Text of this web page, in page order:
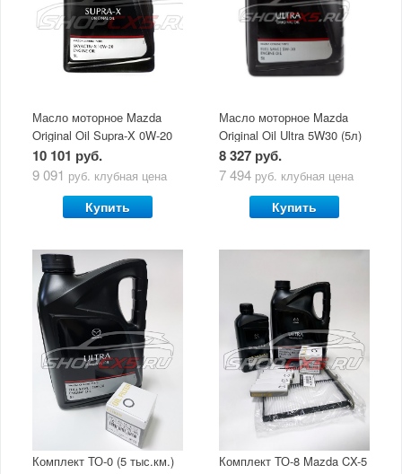
Масло моторное Mazda
Original Oil Supra-X 0W-20
(5 л)
10 101 руб.
9 091 руб. клубная цена
Купить
Масло моторное Mazda
Original Oil Ultra 5W30 (5л)
8 327 руб.
7 494 руб. клубная цена
Купить
Комплект ТО-0 (5 тыс.км.)
Комплект ТО-8 Mazda CX-5